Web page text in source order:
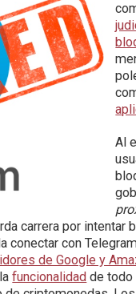
Al
carrera por
con
de Google y
funcionalidad de todo